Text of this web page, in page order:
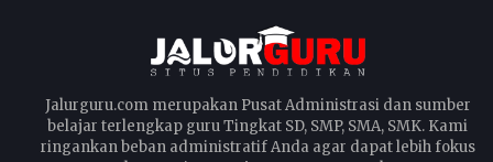
Jalurguru.com merupakan Pusat Administrasi dan sumber
belajar terlengkap guru Tingkat SD, SMP, SMA, SMK. Kami
ringankan beban administratif Anda agar dapat lebih fokus